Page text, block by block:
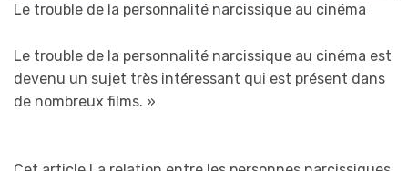
Le trouble de la personnalité narcissique au cinéma
Le trouble de la personnalité narcissique au cinéma est
devenu un sujet très intéressant qui est présent dans
de nombreux films. »